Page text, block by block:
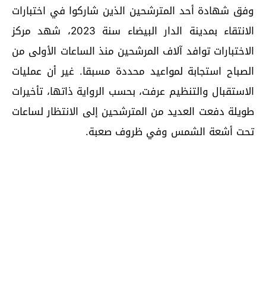
وفق شهادة أحد المترشحين الذين شاركوا في اختبارات
الانتقاء بمدينة الدار البيضاء سنة 2023، شهد مركز
الاختبارات توافد آلاف المرشحين منذ الساعات الأولى من
الصباح استجابة لمواعيد محددة مسبقا. غير أن عمليات
الاستقبال والتنظيم عرفت، بحسب الرواية ذاتها، تأخيرات
طويلة دفعت العديد من المترشحين إلى الانتظار لساعات
تحت أشعة الشمس وفي ظروف صعبة.